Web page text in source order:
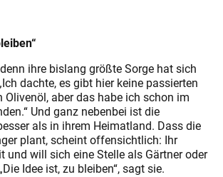
ihre bislang größte Sorge hat sich
dachte, es gibt hier keine passierten
Olivenöl, aber das habe ich schon im
Und ganz nebenbei ist die
als in ihrem Heimatland. Dass die
plant, scheint offensichtlich: Ihr
und will sich eine Stelle als Gärtner oder
Idee ist, zu bleiben“, sagt sie.